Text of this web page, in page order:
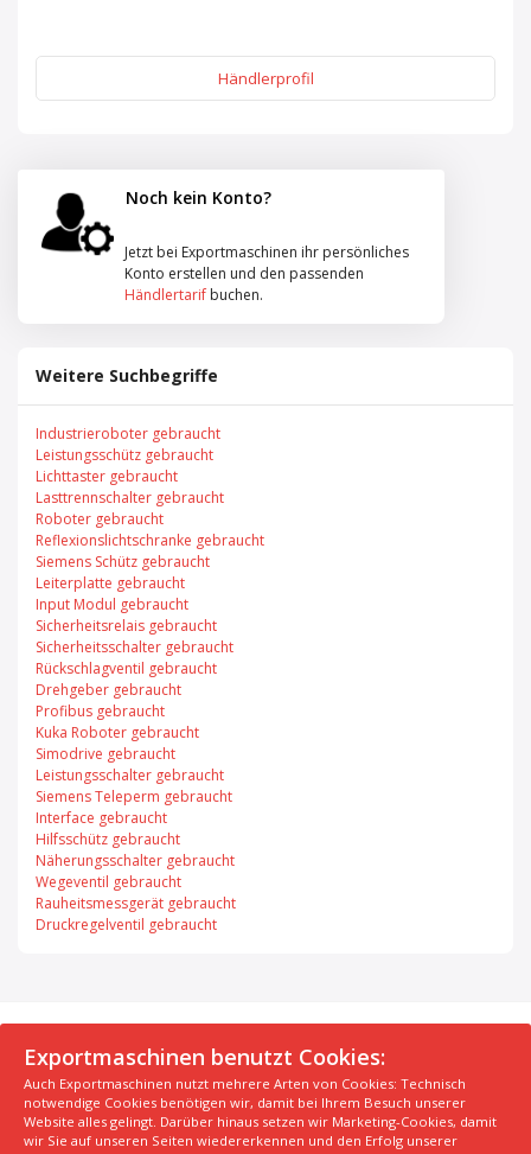
Händlerprofil
Noch kein Konto?
Jetzt bei Exportmaschinen ihr persönliches
Konto erstellen und den passenden
Händlertarif buchen.
Weitere Suchbegriffe
Industrieroboter gebraucht
Leistungsschütz gebraucht
Lichttaster gebraucht
Lasttrennschalter gebraucht
Roboter gebraucht
Reflexionslichtschranke gebraucht
Siemens Schütz gebraucht
Leiterplatte gebraucht
Input Modul gebraucht
Sicherheitsrelais gebraucht
Sicherheitsschalter gebraucht
Rückschlagventil gebraucht
Drehgeber gebraucht
Profibus gebraucht
Kuka Roboter gebraucht
Simodrive gebraucht
Leistungsschalter gebraucht
Siemens Teleperm gebraucht
Interface gebraucht
Hilfsschütz gebraucht
Näherungsschalter gebraucht
Wegeventil gebraucht
Rauheitsmessgerät gebraucht
Druckregelventil gebraucht
© 2026 Exportmaschinen.de
Über uns
AGB Datenschutzerklärung
FAQ
Impressum
Hersteller
Unsere Top Maschinen #1
Unsere Top Maschinen #2
Unsere Top Maschinen #3
Exportmaschinen benutzt Cookies:
Auch Exportmaschinen nutzt mehrere Arten von Cookies: Technisch
notwendige Cookies benötigen wir, damit bei Ihrem Besuch unserer
Website alles gelingt. Darüber hinaus setzen wir Marketing-Cookies, damit
wir Sie auf unseren Seiten wiedererkennen und den Erfolg unserer